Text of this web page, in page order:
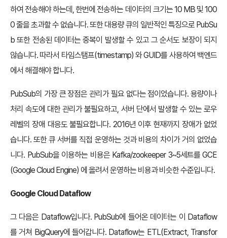
하여 전송해야 하는데, 한번에 전송하는 데이터의 크기는 10 MB 및 100
0 줄을 초과할 수 없습니다. 또한 대용량 큐의 일반적인 특징으로 PubSu
b 또한 전송된 데이터는 중복이 발생할 수 있고 그 순서도 보장이 되지
않습니다. 따라서 타임스탬프(timestamp) 와 GUID를 사용하여 백엔드
에서 해결해야 합니다.
PubSub의 가장 큰 장점은 관리가 필요 없다는 점이었습니다. 용량이나
처리 속도에 대한 관리가 불필요하고, 서버 단에서 발생할 수 있는 로우
레벨의 장애 대응도 불필요합니다. 2016년 이후 현재까지 장애가 없었
습니다. 또한 큐 서버를 직접 운영하는 것과 비용의 차이가 거의 없었습
니다. PubSub을 이용하는 비용은 Kafka/zookeeper 3~5세트를 GCE
(Google Cloud Engine) 에 올려서 운영하는 비용과 비슷한 수준입니다.
Google Cloud Dataflow
그 다음은 Dataflow입니다. PubSub에 들어온 데이터는 이 Dataflow
를 거쳐 BigQuery에 들어갑니다. Dataflow는 ETL(Extract, Transfor